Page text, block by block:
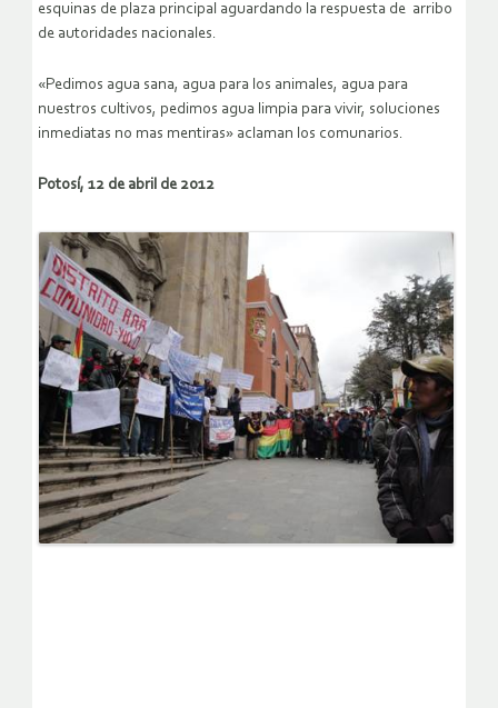
esquinas de plaza principal aguardando la respuesta de arribo
de autoridades nacionales.
«Pedimos agua sana, agua para los animales, agua para
nuestros cultivos, pedimos agua limpia para vivir, soluciones
inmediatas no mas mentiras» aclaman los comunarios.
Potosí, 12 de abril de 2012